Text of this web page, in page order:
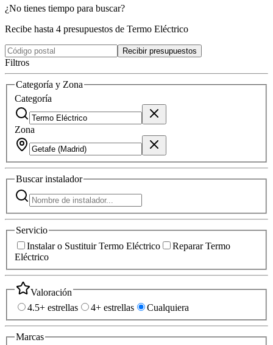
¿No tienes tiempo para buscar?
Recibe hasta 4 presupuestos de Termo Eléctrico
Recibir presupuestos
Filtros
Categoría y Zona
Categoría
Zona
Buscarinstalador
Servicio
Instalar o Sustituir Termo Eléctrico
Reparar Termo
Eléctrico
Valoración
4.5+ estrellas
4+ estrellas Cualquiera
Marcas